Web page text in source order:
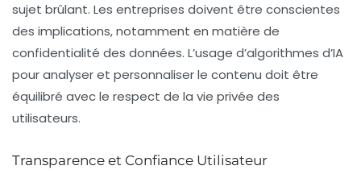
sujet brûlant. Les entreprises doivent être conscientes
des implications, notamment en matière de
confidentialité des données. L’usage d’algorithmes d’IA
pour analyser et personnaliser le contenu doit être
équilibré avec le respect de la vie privée des
utilisateurs.
Transparence et Confiance Utilisateur